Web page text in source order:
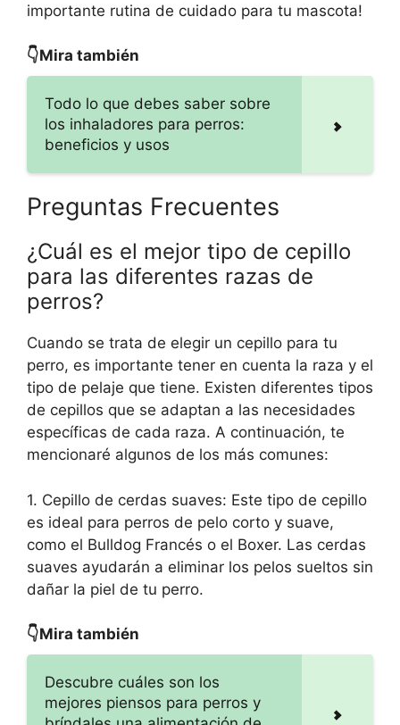
importante rutina de cuidado para tu mascota!
👇Mira también
Todo lo que debes saber sobre
los inhaladores para perros:
beneficios y usos
Preguntas Frecuentes
¿Cuál es el mejor tipo de cepillo
para las diferentes razas de
perros?
Cuando se trata de elegir un cepillo para tu
perro, es importante tener en cuenta la raza y el
tipo de pelaje que tiene. Existen diferentes tipos
de cepillos que se adaptan a las necesidades
específicas de cada raza. A continuación, te
mencionaré algunos de los más comunes:
1. Cepillo de cerdas suaves: Este tipo de cepillo
es ideal para perros de pelo corto y suave,
como el Bulldog Francés o el Boxer. Las cerdas
suaves ayudarán a eliminar los pelos sueltos sin
dañar la piel de tu perro.
👇Mira también
Descubre cuáles son los
mejores piensos para perros y